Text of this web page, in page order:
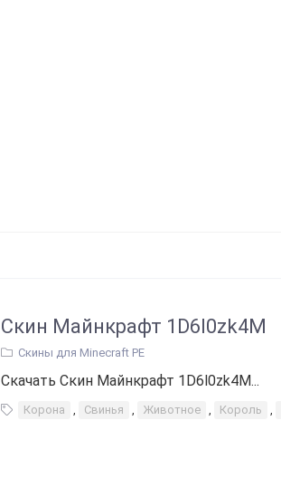
Скин Майнкрафт 1D6l0zk4M
Скины для Minecraft PE
Скачать Скин Майнкрафт 1D6l0zk4M...
Корона , Свинья , Животное , Король ,